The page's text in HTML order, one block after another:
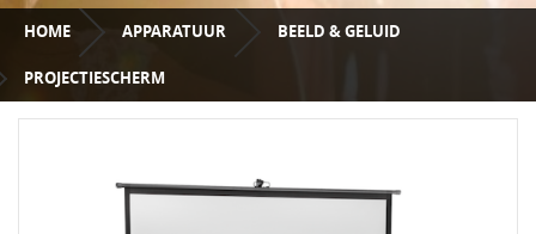
HOME APPARATUUR BEELD & GELUID
PROJECTIESCHERM